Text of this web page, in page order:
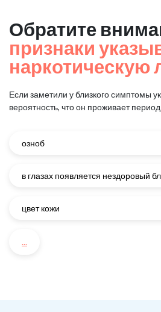
Обратите
признаки
наркотическую
Если заметили у близкого симптомы
вероятность, что он проживает
озноб
в глазах появляется нездоровый
цвет кожи
...